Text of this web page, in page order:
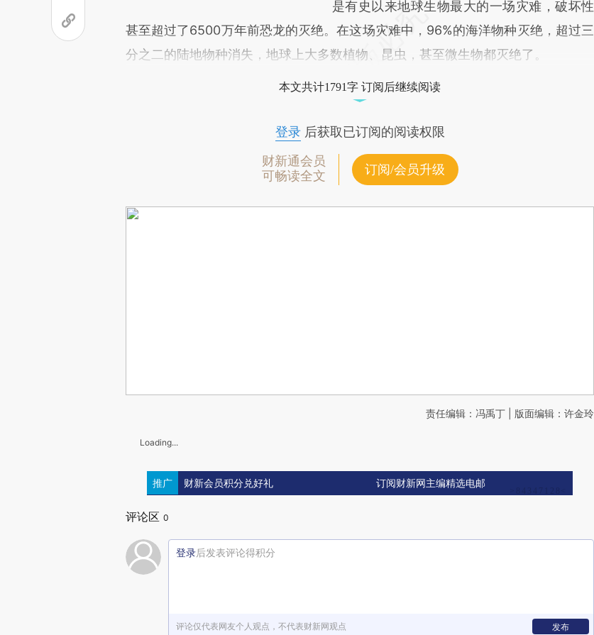
是有史以来地球生物最大的一场灾难，破坏性
甚至超过了6500万年前恐龙的灭绝。在这场灾难中，96%的海洋物种灭绝，超过三
分之二的陆地物种消失，地球上大多数植物、昆虫，甚至微生物都灭绝了。
本文共计1791字 订阅后继续阅读
登录后获取已订阅的阅读权限
财新通会员
可畅读全文
订阅/会员升级
责任编辑：冯禹丁 | 版面编辑：许金玲
Loading...
推广 财新会员积分兑好礼 订阅财新网主编精选电邮
评论区 0
登录后发表评论得积分
评论仅代表网友个人观点，不代表财新网观点 发布